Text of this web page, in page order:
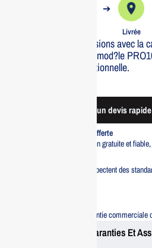
➔
Livrée
Optimisez vos impressions avec la
1000 Y. Id?ale pour le mod?le
qualit? d’image exceptionnelle.
Demander un devis
Livraison standard offerte
Profitez d’une livraison gratuite et
Tous nos produits respectent des
Bénéficiez d’une garantie
Garanties Et